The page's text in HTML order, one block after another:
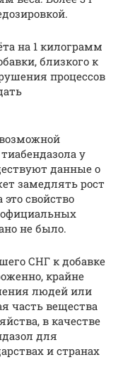
на 1 килограмм
близкого к
процессов
у
данные о
замедлять рост
свойство
не было.
СНГ к добавке
крайне
людей или
часть вещества
в качестве
для
и странах